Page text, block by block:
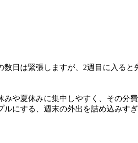
日は緊張しますが、2週目に入る
や夏休みに集中しやすく、その分
にする、週末の外出を詰め込みす